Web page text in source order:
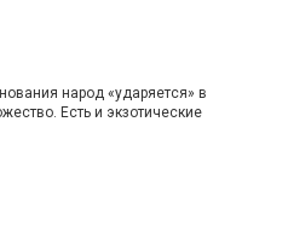
народ «ударяется» в
Есть и экзотические